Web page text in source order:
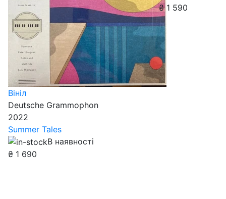
Вініл
Deutsche Grammophon
2022
Summer Tales
В наявності
₴ 1 690
₴1 590